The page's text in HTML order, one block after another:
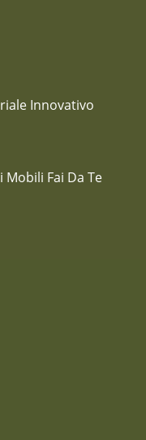
Innovativo
Fai Da Te